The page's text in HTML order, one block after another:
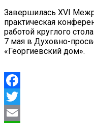
Завершилась XVI
практическая
работой круглого
7 мая в Духовно-
«Георгиевский дом».
Facebook
Twitter